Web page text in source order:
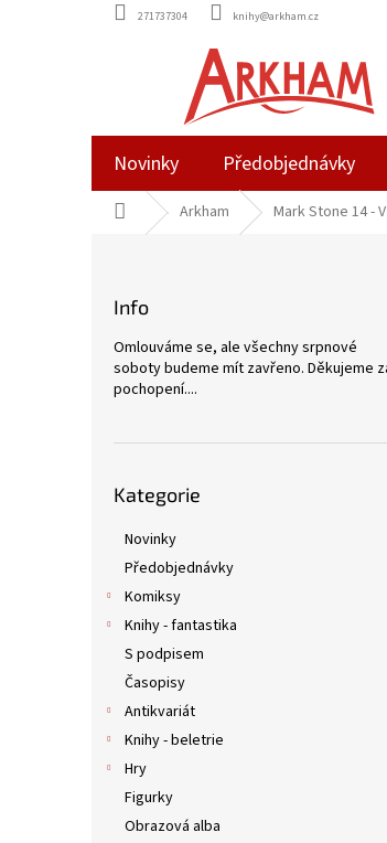
271737304 knihy@arkham.cz
Novinky Předobjednávky
Domů Arkham Mark Stone 14 -
Info
Omlouváme se, ale všechny srpnové
soboty budeme mít zavřeno. Děkujeme
pochopení....
kategorie
Kategorie
Novinky
Předobjednávky
Komiksy
Knihy - fantastika
S podpisem
Časopisy
Antikvariát
Knihy - beletrie
Hry
Figurky
Obrazová alba